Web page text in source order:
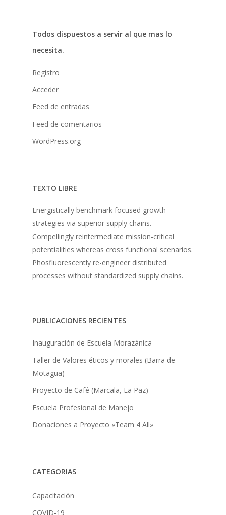
Todos dispuestos a servir al que mas lo
necesita.
Registro
Acceder
Feed de entradas
Feed de comentarios
WordPress.org
TEXTO LIBRE
Energistically benchmark focused growth
strategies via superior supply chains.
Compellingly reintermediate mission-critical
potentialities whereas cross functional scenarios.
Phosfluorescently re-engineer distributed
processes without standardized supply chains.
PUBLICACIONES RECIENTES
Inauguración de Escuela Morazánica
Taller de Valores éticos y morales (Barra de
Motagua)
Proyecto de Café (Marcala, La Paz)
Escuela Profesional de Manejo
Donaciones a Proyecto »Team 4 All»
CATEGORIAS
Capacitación
COVID-19